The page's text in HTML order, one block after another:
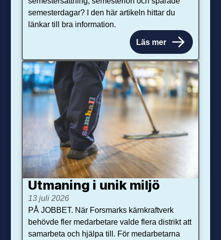
semesterdagar? I den här artikeln hittar du
länkar till bra information.
Läs mer
Utmaning i unik miljö
13 juli 2026
PÅ JOBBET. När Forsmarks kärnkraftverk
behövde fler medarbetare valde flera distrikt att
samarbeta och hjälpa till. För medarbetarna